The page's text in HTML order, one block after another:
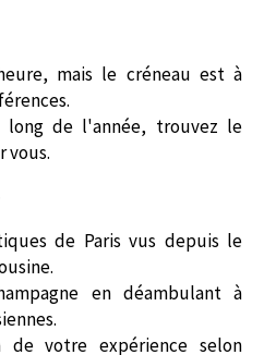
mais le créneau est à
long de l'année, trouvez le
vous.
de Paris vus depuis le
en déambulant à
de votre expérience selon